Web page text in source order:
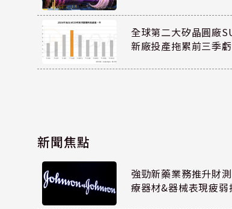
全球第二大矽晶圓廠
新廠投產拖累前三季
新聞焦點
強勁新藥業務推升財
療器材&器械表現疲弱